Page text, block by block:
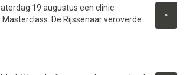
»
19 augustus een clinic
De Rijssenaar veroverde